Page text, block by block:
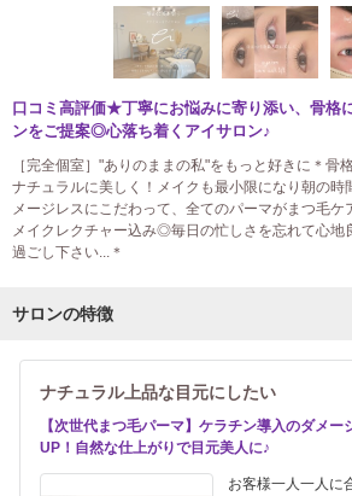
口コミ高評価★丁寧にお悩みに寄り添い、骨格
ンをご提案◎心落ち着くアイサロン♪
［完全個室］"ありのままの私"をもっと好きに＊骨
ナチュラルに美しく！メイクも最小限になり朝の時
メージレスにこだわって、全てのパーマがまつ毛ケ
メイクレクチャー込み◎毎日の忙しさを忘れて心地
過ごし下さい...＊
サロンの特徴
ナチュラル上品な目元にしたい
【次世代まつ毛パーマ】ケラチン導入のダメー
UP！自然な仕上がりで目元美人に♪
お客様一人一人に